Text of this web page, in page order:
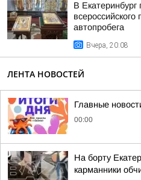
В Екатеринбург
всероссийского
автопробега
Вчера, 20:08
ЛЕНТА НОВОСТЕЙ
Главные
00:00
На борту
карманники